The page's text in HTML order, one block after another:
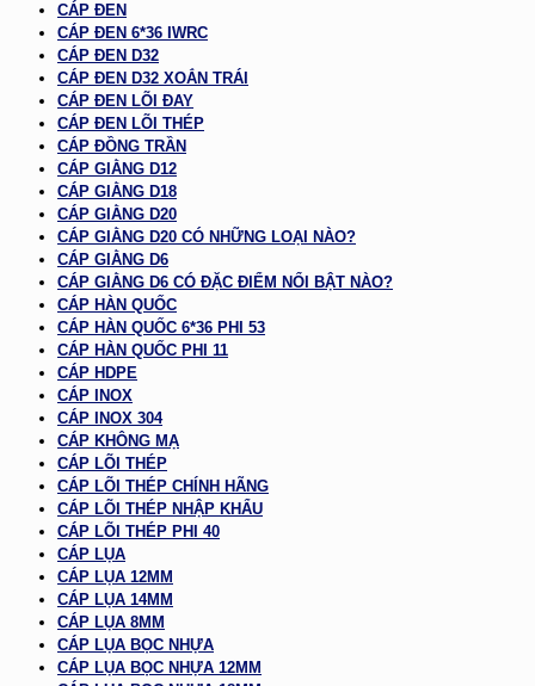
CÁP ĐEN
CÁP ĐEN 6*36 IWRC
CÁP ĐEN D32
CÁP ĐEN D32 XOẮN TRÁI
CÁP ĐEN LÕI ĐAY
CÁP ĐEN LÕI THÉP
CÁP ĐỒNG TRẦN
CÁP GIẰNG D12
CÁP GIẰNG D18
CÁP GIẰNG D20
CÁP GIẰNG D20 CÓ NHỮNG LOẠI NÀO?
CÁP GIẰNG D6
CÁP GIẰNG D6 CÓ ĐẶC ĐIỂM NỔI BẬT NÀO?
CÁP HÀN QUỐC
CÁP HÀN QUỐC 6*36 PHI 53
CÁP HÀN QUỐC PHI 11
CÁP HDPE
CÁP INOX
CÁP INOX 304
CÁP KHÔNG MẠ
CÁP LÕI THÉP
CÁP LÕI THÉP CHÍNH HÃNG
CÁP LÕI THÉP NHẬP KHẨU
CÁP LÕI THÉP PHI 40
CÁP LỤA
CÁP LỤA 12MM
CÁP LỤA 14MM
CÁP LỤA 8MM
CÁP LỤA BỌC NHỰA
CÁP LỤA BỌC NHỰA 12MM